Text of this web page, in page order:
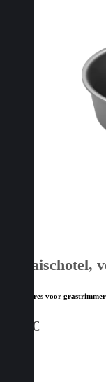
Draaischotel,
Accessoires voor
€